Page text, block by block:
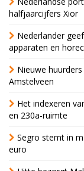
halfjaarcijfers Xior
Nederlander
apparaten en
Nieuwe
Amstelveen
Het indexeren
en 230a-ruimte
Segro stemt in
euro